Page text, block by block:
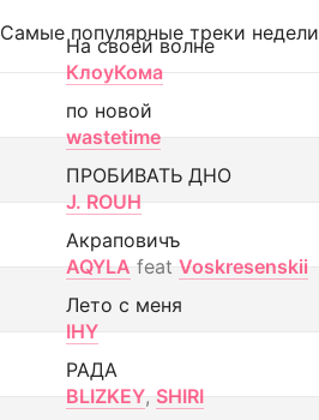
Самые популярные треки недели
На своей волне
КлоуКома
по новой
wastetime
ПРОБИВАТЬ ДНО
J. ROUH
Акраповичъ
AQYLA feat Voskresenskii
Лето с меня
IHY
РАДА
BLIZKEY, SHIRI